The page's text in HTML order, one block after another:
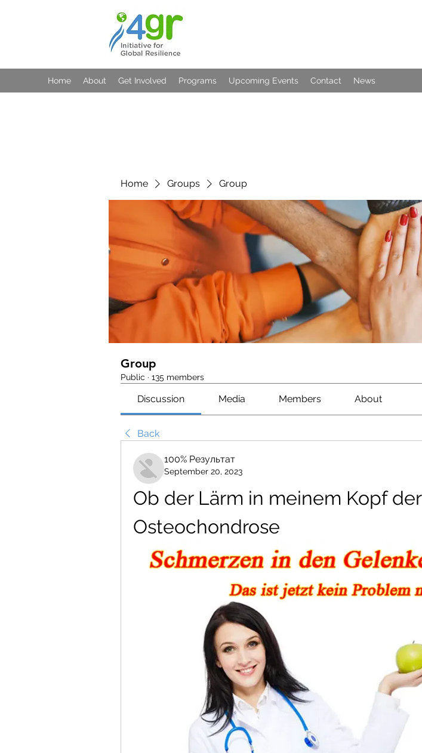
Home About Get Involved Programs Upcoming Events Contact News
Home Groups Group
Group
Public · 135 members
Discussion Media Members About
Back
100% Результат
September 20, 2023
Ob der Lärm in meinem Kopf der
Osteochondrose